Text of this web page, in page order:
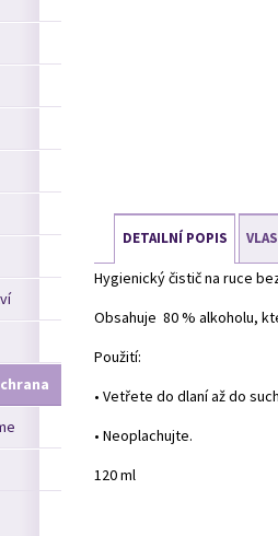
DETAILNÍ POPIS
Hygienický čistič na ruce
Obsahuje 80 % alkoholu,
Použití:
• Vetřete do dlaní až do
• Neoplachujte.
120 ml